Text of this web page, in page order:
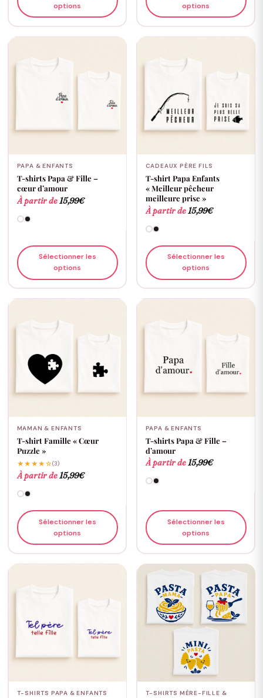
options
options
PAPA & ENFANTS
T-shirts Papa & Fille –
cœur d’amour
À partir de15,99€
Sélectionner les
options
CADEAUX PÈRE FILS
T-shirt Papa Enfants
« Meilleur pêcheur
meilleure prise »
À partir de15,99€
Sélectionner les
options
MAMAN & ENFANTS
T-shirt Famille « Cœur
Puzzle »
★★★★☆(3)
À partir de15,99€
Sélectionner les
options
PAPA & ENFANTS
T-shirts Papa & Fille –
d’amour
À partir de15,99€
Sélectionner les
options
T-SHIRTS PAPA & ENFANTS
T-SHIRTS MÈRE-FILLE &